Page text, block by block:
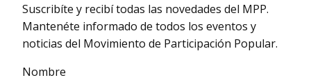
Suscribíte y recibí todas las novedades del MPP.
Mantenéte informado de todos los eventos y
noticias del Movimiento de Participación Popular.
Nombre